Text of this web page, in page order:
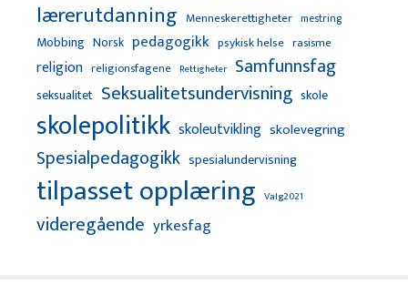
lærerutdanning Menneskerettigheter mestring
Mobbing Norsk pedagogikk psykisk helse rasisme
religion religionsfagene Rettigheter Samfunnsfag
seksualitet Seksualitetsundervisning skole
skolepolitikk skoleutvikling skolevegring
Spesialpedagogikk spesialundervisning
tilpasset opplæring Valg2021
videregående yrkesfag